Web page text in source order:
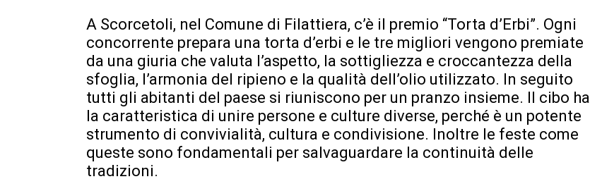
A Scorcetoli, nel Comune di Filattiera, c’è il premio “Torta d’Erbi”. Ogni
concorrente prepara una torta d’erbi e le tre migliori vengono premiate
da una giuria che valuta l’aspetto, la sottigliezza e croccantezza della
sfoglia, l’armonia del ripieno e la qualità dell’olio utilizzato. In seguito
tutti gli abitanti del paese si riuniscono per un pranzo insieme. Il cibo ha
la caratteristica di unire persone e culture diverse, perché è un potente
strumento di convivialità, cultura e condivisione. Inoltre le feste come
queste sono fondamentali per salvaguardare la continuità delle
tradizioni.